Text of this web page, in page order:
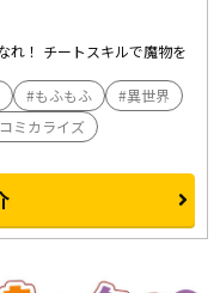
れ！ チートスキルで魔物を
もふもふ
異世界
コミカライズ